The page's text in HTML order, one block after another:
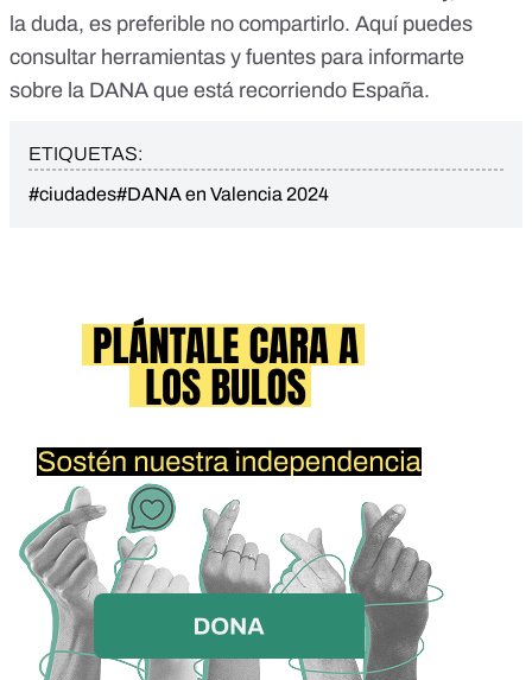
la duda, es preferible no compartirlo. Aquí puedes
consultar herramientas y fuentes para informarte
sobre la DANA que está recorriendo España.
ETIQUETAS:
#ciudades#DANA en Valencia 2024